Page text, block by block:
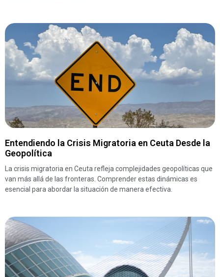
Entendiendo la Crisis Migratoria en Ceuta Desde la
Geopolítica
La crisis migratoria en Ceuta refleja complejidades geopolíticas que
van más allá de las fronteras. Comprender estas dinámicas es
esencial para abordar la situación de manera efectiva.